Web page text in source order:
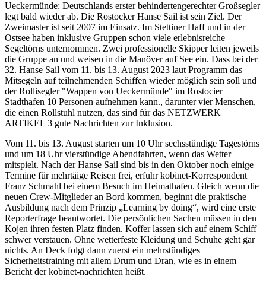
Ueckermünde: Deutschlands erster behindertengerechter Großsegler
legt bald wieder ab. Die Rostocker Hanse Sail ist sein Ziel. Der
Zweimaster ist seit 2007 im Einsatz. Im Stettiner Haff und in der
Ostsee haben inklusive Gruppen schon viele erlebnisreiche
Segeltörns unternommen. Zwei professionelle Skipper leiten jeweils
die Gruppe an und weisen in die Manöver auf See ein. Dass bei der
32. Hanse Sail vom 11. bis 13. August 2023 laut Programm das
Mitsegeln auf teilnehmenden Schiffen wieder möglich sein soll und
der Rollisegler "Wappen von Ueckermünde" im Rostocier
Stadthafen 10 Personen aufnehmen kann., darunter vier Menschen,
die einen Rollstuhl nutzen, das sind für das NETZWERK
ARTIKEL 3 gute Nachrichten zur Inklusion.
Vom 11. bis 13. August starten um 10 Uhr sechsstündige Tagestörns
und um 18 Uhr vierstündige Abendfahrten, wenn das Wetter
mitspielt. Nach der Hanse Sail sind bis in den Oktober noch einige
Termine für mehrtäige Reisen frei, erfuhr kobinet-Korrespondent
Franz Schmahl bei einem Besuch im Heimathafen. Gleich wenn die
neuen Crew-Mitglieder an Bord kommen, beginnt die praktische
Ausbildung nach dem Prinzip „Learning by doing“, wird eine erste
Reporterfrage beantwortet. Die persönlichen Sachen müssen in den
Kojen ihren festen Platz finden. Koffer lassen sich auf einem Schiff
schwer verstauen. Ohne wetterfeste Kleidung und Schuhe geht gar
nichts. An Deck folgt dann zuerst ein mehrstündiges
Sicherheitstraining mit allem Drum und Dran, wie es in einem
Bericht der kobinet-nachrichten heißt.